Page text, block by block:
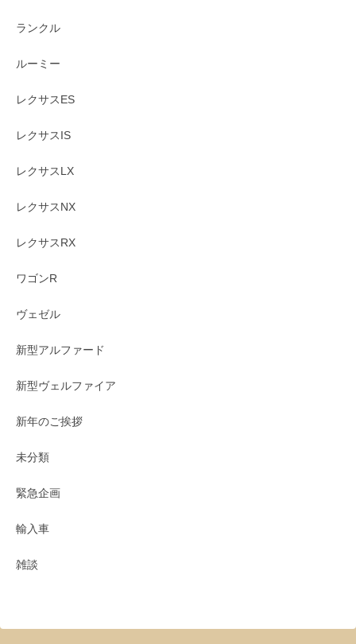
ランクル
ルーミー
レクサスES
レクサスIS
レクサスLX
レクサスNX
レクサスRX
ワゴンR
ヴェゼル
新型アルファード
新型ヴェルファイア
新年のご挨拶
未分類
緊急企画
輸入車
雑談